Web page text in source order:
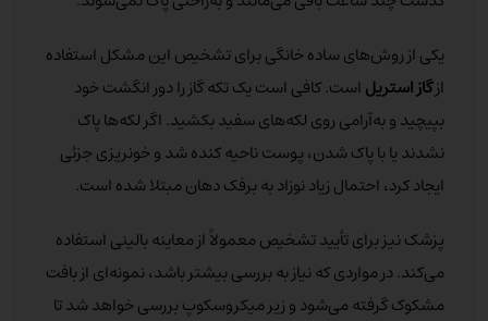
یکی از روش‌های ساده خانگی برای تشخیص این مشکل استفاده
ازگاز استریل است. کافی است یک تکه گاز را دور انگشت خود
بپیچید و به‌آرامی روی لکه‌های سفید بکشید. اگر لکه‌ها پاک
نشدند یا با پاک شدن، پوست ناحیه کنده شد و خونریزی جزئی
ایجاد کرد، احتمال زیاد نوزاد به برفک دهان مبتلا شده است.
پزشک نیز برای تأیید تشخیص معمولاً از معاینه بالینی استفاده
می‌کند. در مواردی که نیاز به بررسی بیشتر باشد، نمونه‌ای از بافت
مشکوک گرفته می‌شود و زیر میکروسکوپ بررسی خواهد شد تا